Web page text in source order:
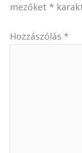
mezőket *
Hozzászólás *